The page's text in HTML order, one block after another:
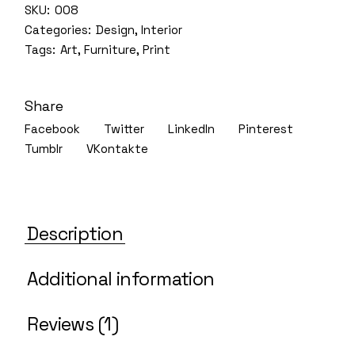
SKU: 008
Categories: Design,Interior
Tags: Art,Furniture,Print
Share
Facebook Twitter LinkedIn
Pinterest
Tumblr
VKontakte
Description
Additional information
Reviews (1)